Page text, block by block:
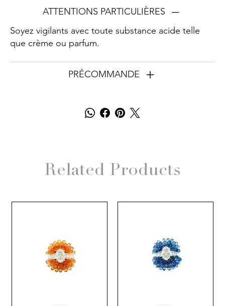
ATTENTIONS PARTICULIÈRES
Soyez vigilants avec toute substance acide telle
que crème ou parfum.
PRÉCOMMANDE
Related Products